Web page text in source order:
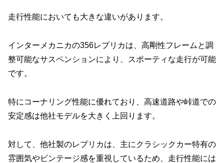
走行性能においても大きな違いがあります。
インターメカニカの356レプリカは、高剛性フレームと調
整可能なサスペンションにより、スポーティな走行が可能
です。
特にコーナリング性能に優れており、高速道路や峠道での
安定感は他社モデルを大きく上回ります。
対して、他社製のレプリカは、主にクラシックカー特有の
雰囲気やビンテージ感を重視しているため、走行性能には